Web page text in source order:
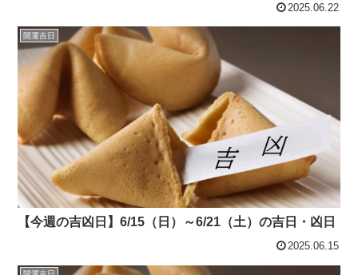
2025.06.22
開運吉日
【今週の吉凶日】6/15（日）～6/21（土）の吉日・凶日
2025.06.15